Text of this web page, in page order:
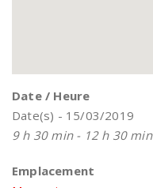
Date / Heure
Date(s) - 15/03/2019
9 h 30 min - 12 h 30 min
Emplacement